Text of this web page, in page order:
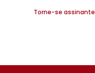
Torne-se assinante